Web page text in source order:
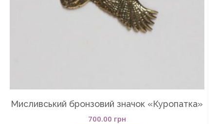
Мисливський бронзовий значок «Куропатка»
700.00 грн